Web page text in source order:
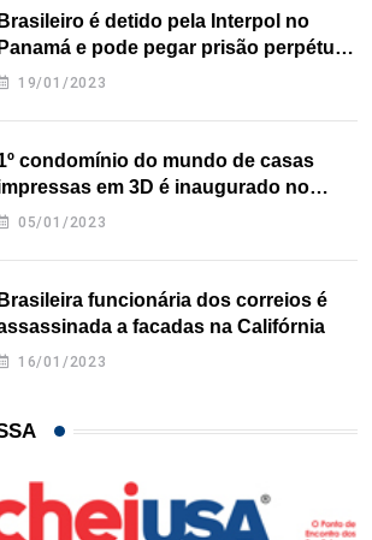
Brasileiro é detido pela Interpol no
Panamá e pode pegar prisão perpétua
EUA
19/01/2023
condomínio do mundo de casas
em 3D é inaugurado no
05/01/2023
Brasileira funcionária dos correios é
a facadas na Califórnia
16/01/2023